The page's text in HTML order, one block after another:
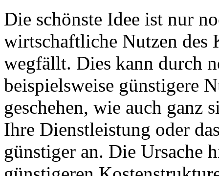
Die schönste Idee ist nur
wirtschaftliche Nutzen
wegfällt. Dies kann durch
beispielsweise günstigere
geschehen, wie auch ganz
Ihre Dienstleistung oder
günstiger an. Die Ursache